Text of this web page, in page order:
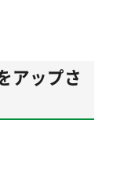
アップさ